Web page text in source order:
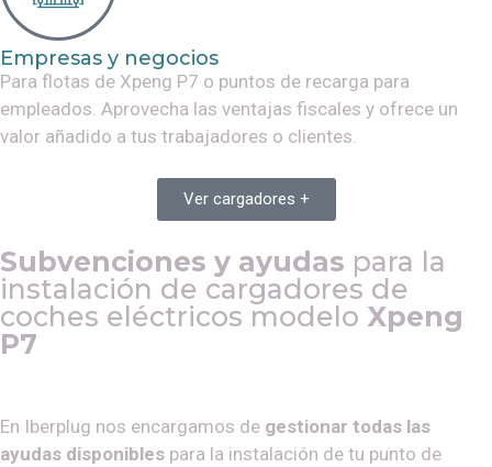
Empresas y negocios
Para flotas de Xpeng P7 o puntos de recarga para
empleados. Aprovecha las ventajas fiscales y ofrece un
valor añadido a tus trabajadores o clientes.
Ver cargadores +
Subvenciones y ayudas para la
instalación de cargadores de
coches eléctricos modelo Xpeng
P7
En Iberplug nos encargamos de gestionar todas las
ayudas disponibles para la instalación de tu punto de